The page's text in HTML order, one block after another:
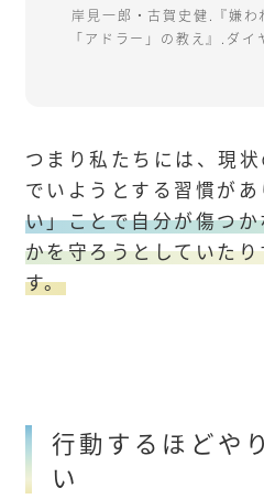
岸見一郎・古賀史健.『嫌
「アドラー」の教え』.ダ
つまり私たちには、現
でいようとする習慣が
い」ことで自分が傷つ
かを守ろうとしていた
す。
行動するほどや
い